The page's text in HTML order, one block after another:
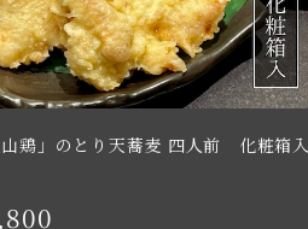
山鶏」のとり天蕎麦 四人前 化粧箱入